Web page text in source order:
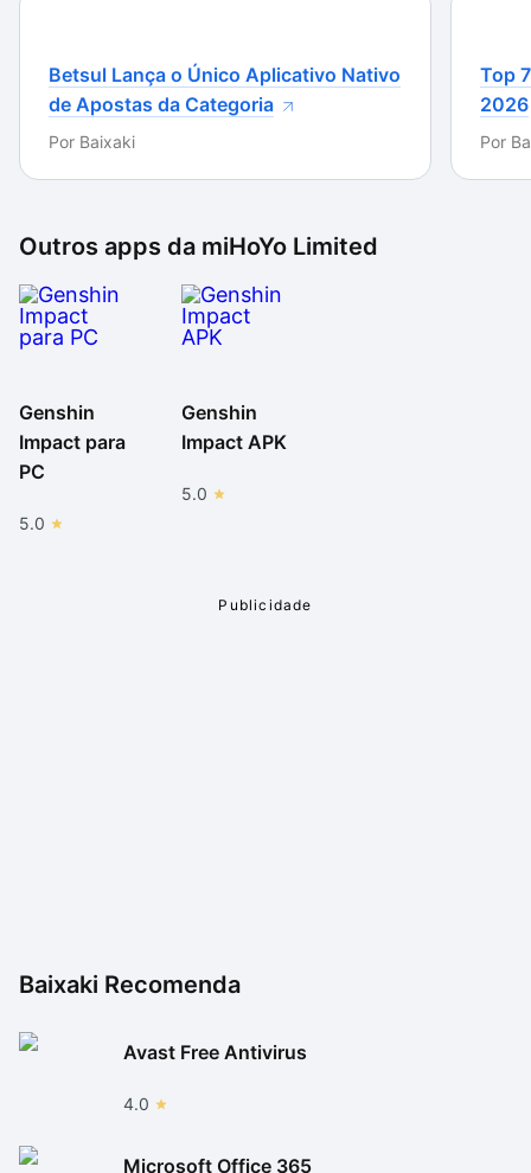
dúvida é um dos melhores games Free to Play da
atualidade.
Betsul Lança o Único Aplicativo Nativo
de Apostas da Categoria
Por Baixaki
Top
2026
Por
Outros apps da miHoYo Limited
Genshin
Impact para
PC
5.0
Genshin
Impact APK
5.0
Baixaki Recomenda
Avast Free Antivirus
4.0
Microsoft Office 365